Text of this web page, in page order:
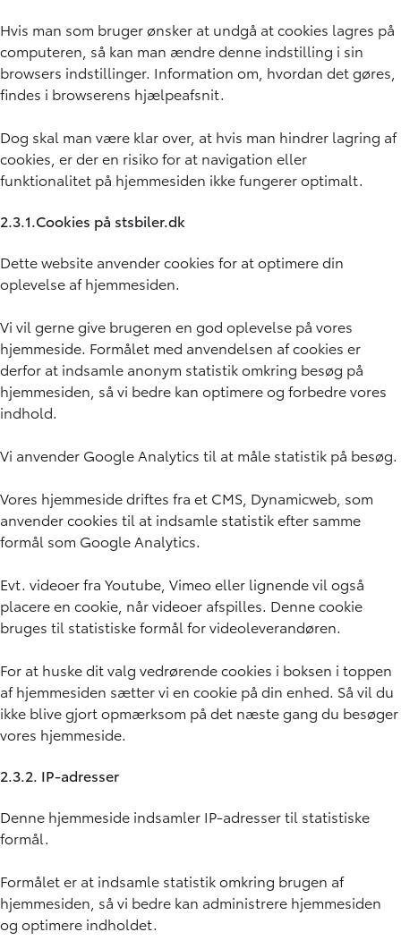
Hvis man som bruger ønsker at undgå at cookies lagres på
computeren, så kan man ændre denne indstilling i sin
browsers indstillinger. Information om, hvordan det gøres,
findes i browserens hjælpeafsnit.
Dog skal man være klar over, at hvis man hindrer lagring af
cookies, er der en risiko for at navigation eller
funktionalitet på hjemmesiden ikke fungerer optimalt.
2.3.1.Cookies på stsbiler.dk
Dette website anvender cookies for at optimere din
oplevelse af hjemmesiden.
Vi vil gerne give brugeren en god oplevelse på vores
hjemmeside. Formålet med anvendelsen af cookies er
derfor at indsamle anonym statistik omkring besøg på
hjemmesiden, så vi bedre kan optimere og forbedre vores
indhold.
Vi anvender Google Analytics til at måle statistik på besøg.
Vores hjemmeside driftes fra et CMS, Dynamicweb, som
anvender cookies til at indsamle statistik efter samme
formål som Google Analytics.
Evt. videoer fra Youtube, Vimeo eller lignende vil også
placere en cookie, når videoer afspilles. Denne cookie
bruges til statistiske formål for videoleverandøren.
For at huske dit valg vedrørende cookies i boksen i toppen
af hjemmesiden sætter vi en cookie på din enhed. Så vil du
ikke blive gjort opmærksom på det næste gang du besøger
vores hjemmeside.
2.3.2. IP-adresser
Denne hjemmeside indsamler IP-adresser til statistiske
formål.
Formålet er at indsamle statistik omkring brugen af
hjemmesiden, så vi bedre kan administrere hjemmesiden
og optimere indholdet.